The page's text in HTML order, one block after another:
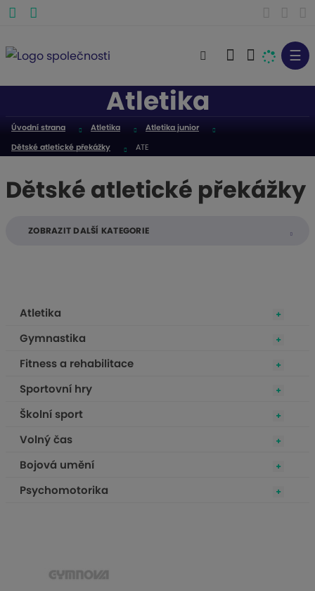
h
l
e
t
☰
Atletika
Úvodní strana Atletika
Atletika junior
Dětské atletické překážky
ATE
Dětské atletické překážky
ZOBRAZIT DALŠÍ KATEGORIE
Atletika
Gymnastika
Fitness a rehabilitace
Sportovní hry
Školní sport
Volný čas
Bojová umění
Psychomotorika